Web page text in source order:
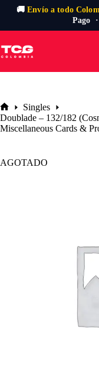
🚚Envío a todo
Pago
al
contenido
Inicio
Singles
Doublade – 132/182
Miscellaneous Cards &
AGOTADO